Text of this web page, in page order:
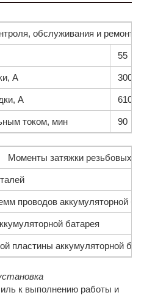
обслуживания и ремонта
55
А 300
А 610
током, мин 90
Моменты затяжки резьбовых
проводов аккумуляторной
батарея
пластины аккумуляторной
к выполнению работы и